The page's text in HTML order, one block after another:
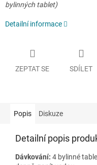
bylinných tablet)
Detailní informace
ZEPTAT SE SDÍLET
Popis Diskuze
Detailní popis
Dávkování: 4 bylinné